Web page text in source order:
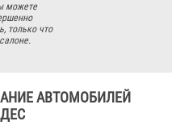
можете
только что
АВТОМОБИЛЕЙ